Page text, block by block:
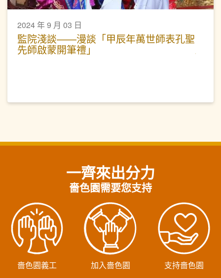
2024 年 9 月 03 日
監院淺談——漫談「甲辰年萬世師表孔聖
先師啟蒙開筆禮」
一齊來出分力
嗇色園需要您支持
嗇色園義工 加入嗇色園 支持嗇色園